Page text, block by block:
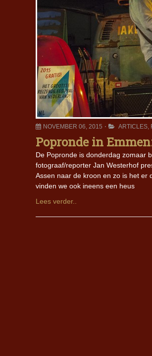
NOVEMBER 06, 2015 ARTICLES,
Popronde in
De Popronde is donderdag zomaar
fotograaf/reporter Jan Westerhof
Assen naar de kroon en zo is het er
vinden we ook ineens een heus
Lees verder..